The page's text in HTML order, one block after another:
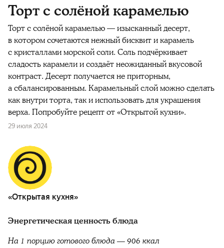
Торт с солёной карамелью
Торт с солёной карамелью — изысканный десерт,
в котором сочетаются нежный бисквит и карамель
с кристаллами морской соли. Соль подчёркивает
сладость карамели и создаёт неожиданный вкусовой
контраст. Десерт получается не приторным,
а сбалансированным. Карамельный слой можно сделать
как внутри торта, так и использовать для украшения
верха. Попробуйте рецепт от «Открытой кухни».
29 июля 2024
«Открытая кухня»
Энергетическая ценность блюда
На 1 порцию готового блюда — 906 ккал